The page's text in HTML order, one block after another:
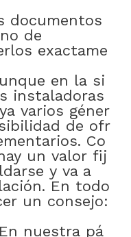
documentos
de
exactame
en la si
instaladoras
varios géner
de ofr
. Co
un valor fij
y va a
. En todo
un consejo:
En nuestra pá